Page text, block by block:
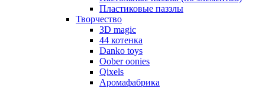
Пластиковые паззлы
Творчество
3D magic
44 котенка
Danko toys
Oober oonies
Qixels
Аромафабрика